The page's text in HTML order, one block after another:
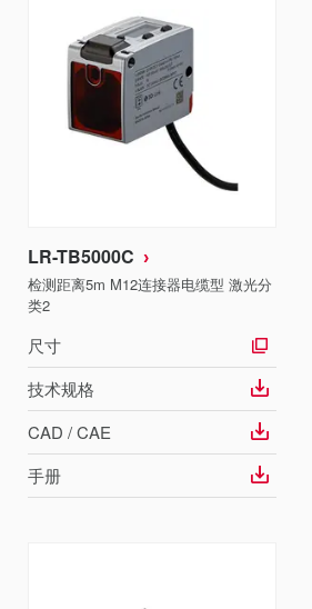
LR-TB5000C
检测距离5m M12连接器电缆型 激光分
类2
尺寸
技术规格
CAD / CAE
手册